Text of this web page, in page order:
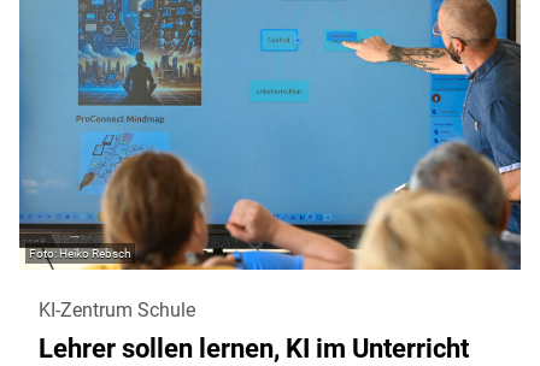
Heiko Rebsch
KI-Zentrum Schule
Lehrer sollen lernen, KI im Unterricht